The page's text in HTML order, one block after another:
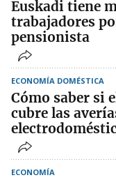
Euskadi tiene
trabajadores
pensionista
ECONOMÍA DOMÉSTICA
Cómo saber si
cubre las
ECONOMÍA